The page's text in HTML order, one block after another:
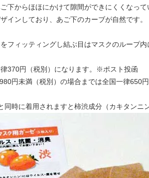
下からほほにかけて隙間ができにくくなって
インしており、あご下のカーブが自然です。
フィッティングし結ぶ目はマスクのループ内
370円（税別）になります。※ポスト投函
円未満（税別）の場合までは全国一律650
時に着用されますと柿渋成分（カキタンニ